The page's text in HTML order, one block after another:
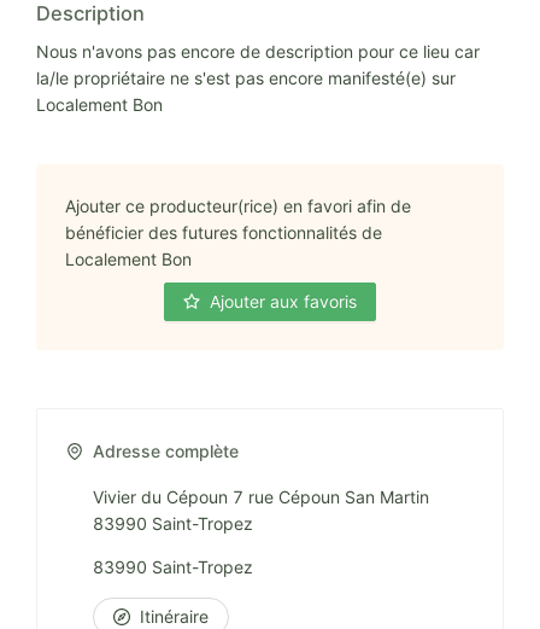
Description
Nous n'avons pas encore de description pour ce lieu car
la/le propriétaire ne s'est pas encore manifesté(e) sur
Localement Bon
Ajouter ce producteur(rice) en favori afin de
bénéficier des futures fonctionnalités de
Localement Bon
Ajouter aux favoris
Adresse complète
Vivier du Cépoun 7 rue Cépoun San Martin
83990 Saint-Tropez
83990 Saint-Tropez
Itinéraire